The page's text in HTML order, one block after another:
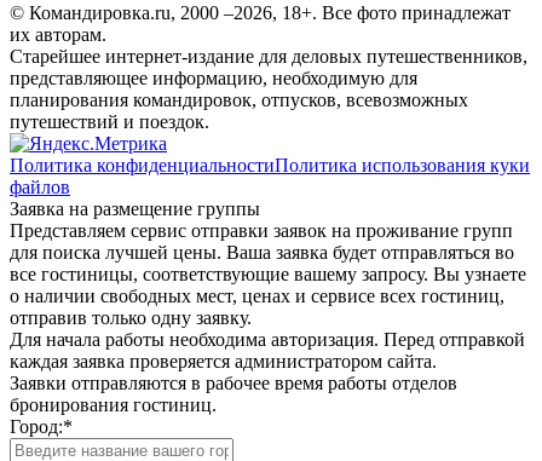
© Командировка.ru, 2000 –2026, 18+. Все фото принадлежат
их авторам.
Старейшее интернет-издание для деловых путешественников,
представляющее информацию, необходимую для
планирования командировок, отпусков, всевозможных
путешествий и поездок.
Политика конфиденциальностиПолитика использования куки
файлов
Заявка на размещение группы
Представляем сервис отправки заявок на проживание групп
для поиска лучшей цены. Ваша заявка будет отправляться во
все гостиницы, соответствующие вашему запросу. Вы узнаете
о наличии свободных мест, ценах и сервисе всех гостиниц,
отправив только одну заявку.
Для начала работы необходима авторизация. Перед отправкой
каждая заявка проверяется администратором сайта.
Заявки отправляются в рабочее время работы отделов
бронирования гостиниц.
Город:*